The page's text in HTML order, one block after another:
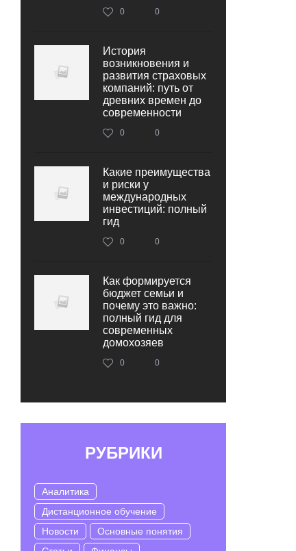
0 0
История
возникновения и
развития страховых
компаний: путь от
древних времен до
современности
0 0
Какие преимущества
и риски у
международных
инвестиций: полный
гид
0 0
Как формируется
бюджет семьи и
почему это важно:
полный гид для
современных
домохозяев
0 0
РУБРИКИ
Аналитика
Дистанционное обучение
Новости
Основные понятия